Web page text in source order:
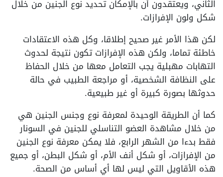
الثاني، ويعتقدون أن بالإمكان تحديد نوع الجنين من خلال
شكل ولون الإفرازات.
لكن هذا الأمر غير صحيح إطلاقا، وكل هذه الاعتقادات
خاطئة تماما، ولكن هذه الإفرازات تكون نتيجة لحدوث
التهابات مهبلية يجب التعامل معها من خلال الحفاظ
على النظافة الشخصية، أو مراجعة الطبيب في حالة
حدوثها بصورة كبيرة أو غير طبيعية.
كما أن الطريقة الوحيدة لمعرفة نوع وجنس الجنين هي
من خلال مشاهدة العضو التناسلي للجنين في السونار
فقط بدءا من الشهر الرابع، فلا يمكن معرفة نوع الجنين
من الإفرازات، أو شكل أنف الأم، أو شكل البطن، أو جميع
هذه الأقاويل التي ليس لها أي أساس من الصحة.